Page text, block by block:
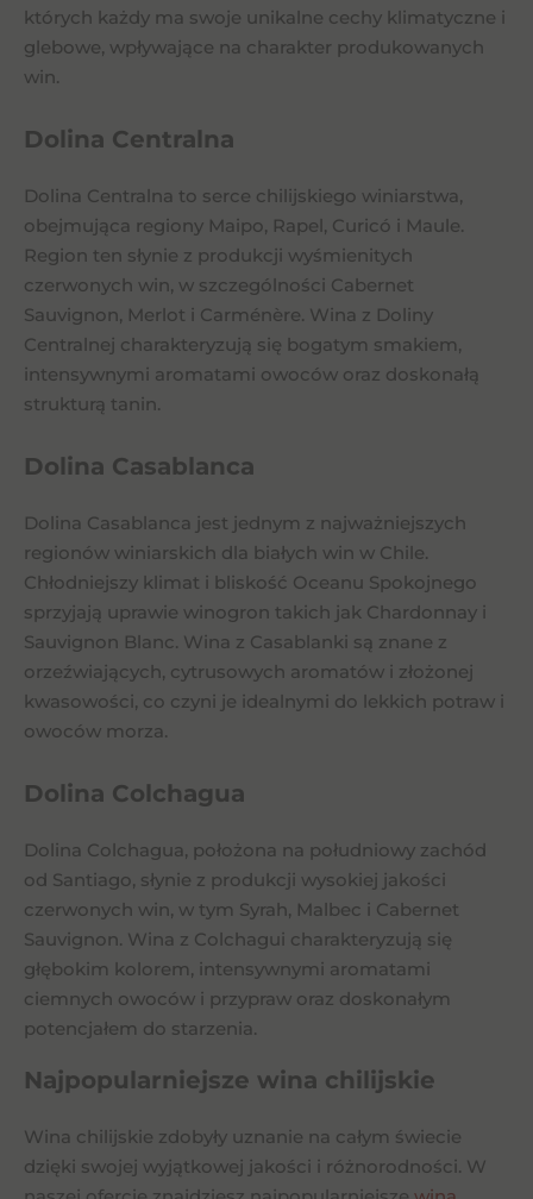
których każdy ma swoje unikalne cechy klimatyczne i
glebowe, wpływające na charakter produkowanych
win.
Dolina Centralna
Dolina Centralna to serce chilijskiego winiarstwa,
obejmująca regiony Maipo, Rapel, Curicó i Maule.
Region ten słynie z produkcji wyśmienitych
czerwonych win, w szczególności Cabernet
Sauvignon, Merlot i Carménère. Wina z Doliny
Centralnej charakteryzują się bogatym smakiem,
intensywnymi aromatami owoców oraz doskonałą
strukturą tanin.
Dolina Casablanca
Dolina Casablanca jest jednym z najważniejszych
regionów winiarskich dla białych win w Chile.
Chłodniejszy klimat i bliskość Oceanu Spokojnego
sprzyjają uprawie winogron takich jak Chardonnay i
Sauvignon Blanc. Wina z Casablanki są znane z
orzeźwiających, cytrusowych aromatów i złożonej
kwasowości, co czyni je idealnymi do lekkich potraw i
owoców morza.
Dolina Colchagua
Dolina Colchagua, położona na południowy zachód
od Santiago, słynie z produkcji wysokiej jakości
czerwonych win, w tym Syrah, Malbec i Cabernet
Sauvignon. Wina z Colchagui charakteryzują się
głębokim kolorem, intensywnymi aromatami
ciemnych owoców i przypraw oraz doskonałym
potencjałem do starzenia.
Najpopularniejsze wina chilijskie
Wina chilijskie zdobyły uznanie na całym świecie
dzięki swojej wyjątkowej jakości i różnorodności. W